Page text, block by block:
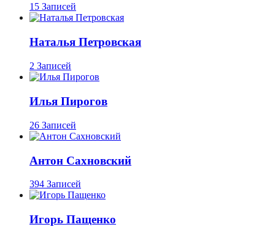
15 Записей
Наталья Петровская
2 Записей
Илья Пирогов
26 Записей
Антон Сахновский
394 Записей
Игорь Пащенко